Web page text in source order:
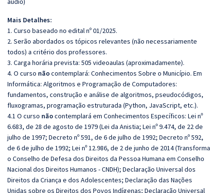
Mais Detalhes:
1. Curso baseado no edital nº 01/2025.
2. Serão abordados os tópicos relevantes (não necessariamente
todos) a critério dos professores.
3. Carga horária prevista: 505 videoaulas (aproximadamente).
4. O curso nãocontemplará: Conhecimentos Sobre o Município. Em
Informática: Algoritmos e Programação de Computadores:
fundamentos, construção e análise de algoritmos, pseudocódigos,
fluxogramas, programação estruturada (Python, JavaScript, etc.).
4.1 O curso nãocontemplará em Conhecimentos Específicos: Lei nº
6.683, de 28 de agosto de 1979 (Lei da Anistia; Lei nº 9.474, de 22 de
julho de 1997; Decreto nº 591, de 6 de julho de 1992; Decreto nº 592,
de 6 de julho de 1992; Lei nº 12.986, de 2 de junho de 2014 (Transforma
o Conselho de Defesa dos Direitos da Pessoa Humana em Conselho
Nacional dos Direitos Humanos - CNDH); Declaração Universal dos
Direitos da Criança e dos Adolescentes; Declaração das Nações
Unidas sobre os Direitos dos Povos Indígenas; Declaração Universal